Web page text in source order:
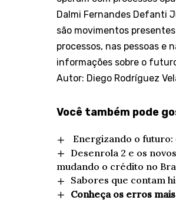
Dalmi Fernandes Defanti
são movimentos
processos, nas pessoas e
informações sobre o
Autor: Diego Rodríguez
Você também pode
Energizando o
Desenrola 2 e os
mudando o crédito no
Sabores que contam
Conheça os erros